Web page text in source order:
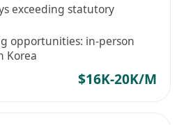
exceeding statutory
opportunities: in-person
Korea
$16K-20K/M